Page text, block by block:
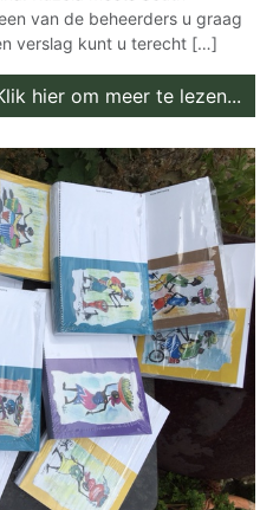
van de beheerders u graag
verslag kunt u terecht […]
hier om meer te lezen...